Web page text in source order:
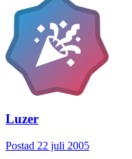
Luzer
Postad 22 juli 2005